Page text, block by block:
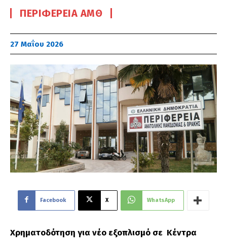
ΠΕΡΙΦΈΡΕΙΑ ΑΜΘ
27 Μαΐου 2026
Facebook X WhatsApp
Χρηματοδότηση για νέο εξοπλισμό σε Κέντρα